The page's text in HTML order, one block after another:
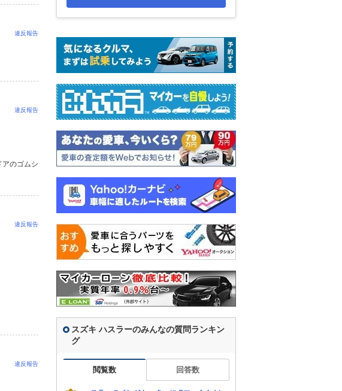
違反報告
違反報告
のゴムシ
違反報告
違反報告
スズキ ハスラーのみんなの質問ランキン
グ
閲覧数 回答数